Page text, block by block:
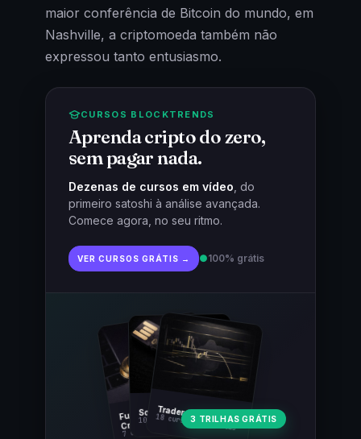
maior conferência de Bitcoin do mundo, em
Nashville, a criptomoeda também não
expressou tanto entusiasmo.
CURSOS BLOCKTRENDS
Aprenda cripto do zero,
sem pagar nada.
Dezenas de cursos em vídeo , do
primeiro satoshi à análise avançada.
Comece agora, no seu ritmo.
VER CURSOS GRÁTIS → ●100% grátis
Fundamentos
Cripto
7 cursos · 31 aulas
Trader Cripto
18 cursos · 80 aulas
Soberania Bitcoin
10 cursos · 44 aulas3 TRILHAS GRÁTIS